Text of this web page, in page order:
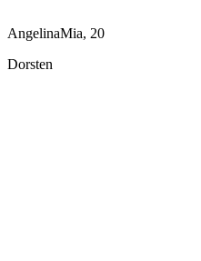
AngelinaMia, 20
Dorsten